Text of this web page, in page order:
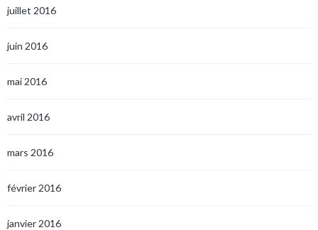
juillet 2016
juin 2016
mai 2016
avril 2016
mars 2016
février 2016
janvier 2016